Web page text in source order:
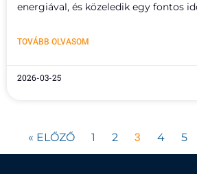
energiával, és közeledik egy fontos
TOVÁBB OLVASOM
2026-03-25
« ELŐZŐ 1 2 3 4 5